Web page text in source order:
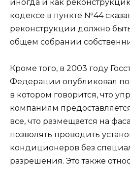
иногда и как
кодексе в пункте №44
реконструкции должно
общем собрании
Кроме того, в 2003 году
Федерации опубликовал
в котором говорится, что
компаниям
все, что размещается на
позволять проводить
кондиционеров без
разрешения. Это также